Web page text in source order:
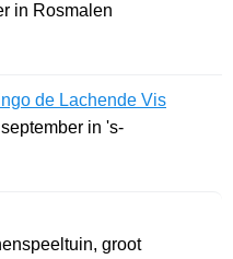
in Rosmalen
de Lachende Vis
in 's-
groot